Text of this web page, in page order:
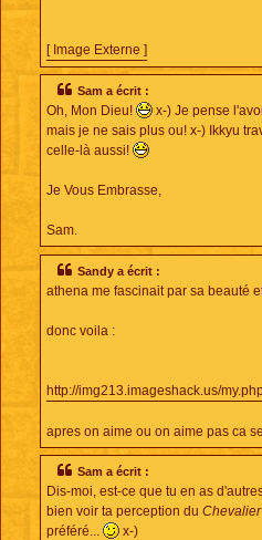
[ Image Externe ]
Sam a écrit :
Oh, Mon Dieu!
x-) Je pense
mais je ne sais plus ou! x-) Ikkyu
celle-là aussi!
Je Vous Embrasse,
Sam.
Sandy a écrit :
athena me fascinait par sa beauté
donc voila :
http://img213.imageshack.us/
apres on aime ou on aime pas ca
Sam a écrit :
Dis-moi, est-ce que tu en as
bien voir ta perception du
préféré...
x-)